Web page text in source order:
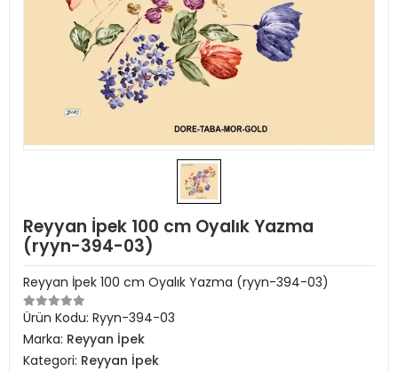
Reyyan İpek 100 cm Oyalık Yazma
(ryyn-394-03)
Reyyan İpek 100 cm Oyalık Yazma (ryyn-394-03)
Ürün Kodu: Ryyn-394-03
Marka: Reyyan İpek
Kategori: Reyyan İpek